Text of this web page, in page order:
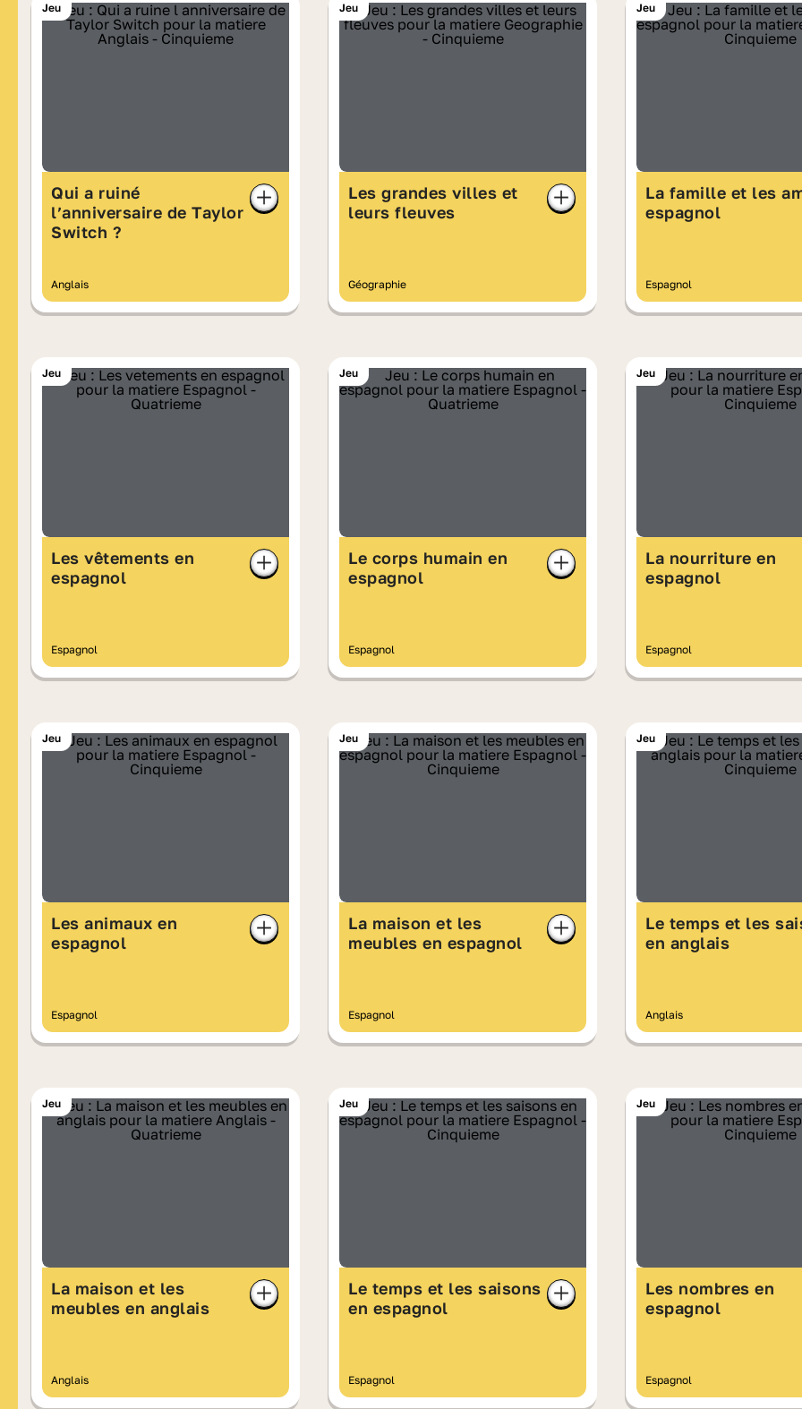
Jeu
Qui a ruiné
l’anniversaire de Taylor
Switch ?
Anglais
Jeu
Les grandes villes et
leurs fleuves
Géographie
Jeu
La famille et les
espagnol
Espagnol
Jeu
Les vêtements en
espagnol
Espagnol
Jeu
Le corps humain en
espagnol
Espagnol
Jeu
La nourriture en
espagnol
Espagnol
Jeu
Les animaux en
espagnol
Espagnol
Jeu
La maison et les
meubles en espagnol
Espagnol
Jeu
Le temps et les
en anglais
Anglais
Jeu
La maison et les
meubles en anglais
Anglais
Jeu
Le temps et les saisons
en espagnol
Espagnol
Jeu
Les nombres en
espagnol
Espagnol